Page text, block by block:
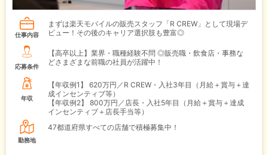
仕事内容
まずは楽天モバイルの販売スタッフ「R CREW」として現場デ
ビュー！その後のキャリア選択肢も豊富◎
応募条件
【高卒以上】業界・職種経験不問 ◎販売職・飲食店・事務な
どさまざまな前職の社員が活躍中！
年収
【年収例1】
620万円／R CREW・入社3年目（月給＋賞与＋達
成インセンティブ等）
【年収例2】
800万円／店長・入社5年目（月給＋賞与＋達成
インセンティブ＋店長手当等）
勤務地
47都道府県すべての店舗で積極募集中！